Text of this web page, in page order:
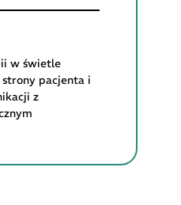
w świetle
strony pacjenta i
z